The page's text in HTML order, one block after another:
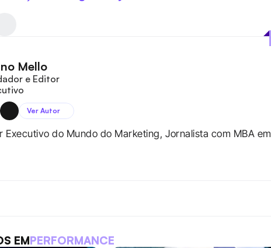
Mello
e Editor
Ver Autor
Executivo do Mundo do Marketing, Jornalista com MBA em
EMPERFORMANCE